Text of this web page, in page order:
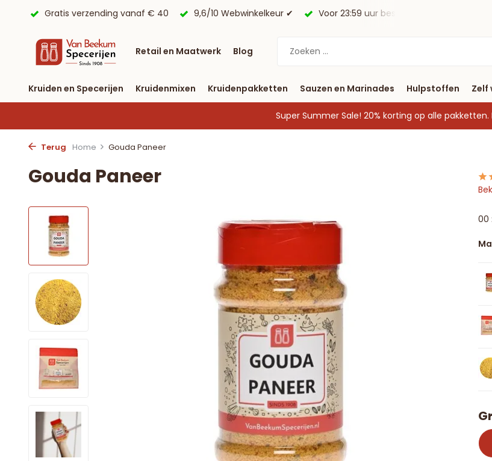
9,6/10 Webwinkelkeur ✔ Voor 23:59 uur besteld, morgen in huis*. Gratis verzending vanaf € 40
Retail en Maatwerk Blog
Kruiden en Specerijen Kruidenmixen Kruidenpakketten Sauzen en Marinades Hulpstoffen Zelf
Super Summer Sale! 20% korting op alle pakketten.
Terug Home Gouda Paneer
Gouda Paneer
00 :